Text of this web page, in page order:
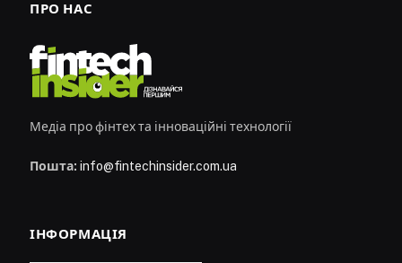
ПРО НАС
Медіа про фінтех та інноваційні технології
Пошта: info@fintechinsider.com.ua
ІНФОРМАЦІЯ